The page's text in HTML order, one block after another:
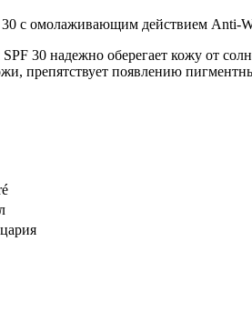
с омолаживающим действием Anti-
30 надежно оберегает кожу от
препятствует появлению